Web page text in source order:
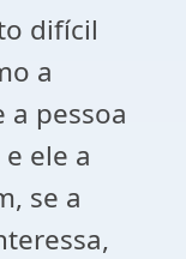
difícil
a
pessoa
ele a
se a